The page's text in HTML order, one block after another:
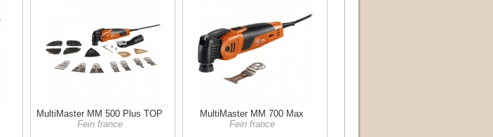
MultiMaster MM 500 Plus TOP
Fein france
MultiMaster MM 700 Max
Fein france